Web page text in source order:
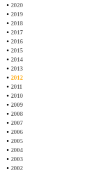
• 2020
• 2019
• 2018
• 2017
• 2016
• 2015
• 2014
• 2013
• 2012
• 2011
• 2010
• 2009
• 2008
• 2007
• 2006
• 2005
• 2004
• 2003
• 2002